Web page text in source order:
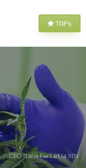
TOPs
CBD dans l'art et la